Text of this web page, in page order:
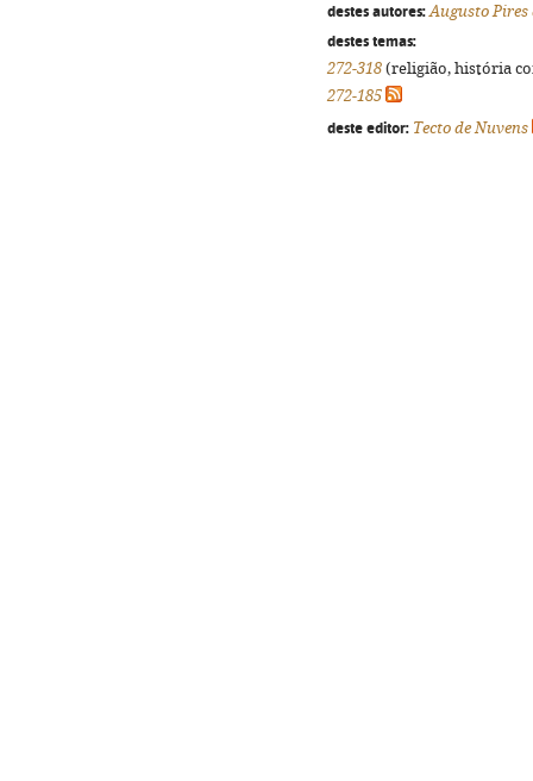
destes autores: Augusto
destes temas:
272-318 (religião, história
272-185
deste editor: Tecto de Nuvens